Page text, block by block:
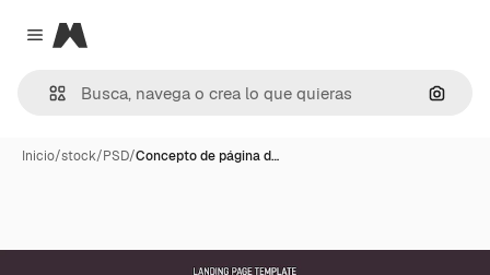
Close menu
Magnific
Inicio/stock/PSD/Concepto de página d…